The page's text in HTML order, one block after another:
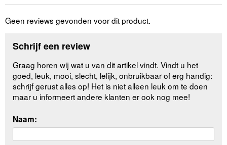
Geen reviews gevonden voor dit product.
Schrijf een review
Graag horen wij wat u van dit artikel vindt. Vindt u het
goed, leuk, mooi, slecht, lelijk, onbruikbaar of erg handig:
schrijf gerust alles op! Het is niet alleen leuk om te doen
maar u informeert andere klanten er ook nog mee!
Naam: